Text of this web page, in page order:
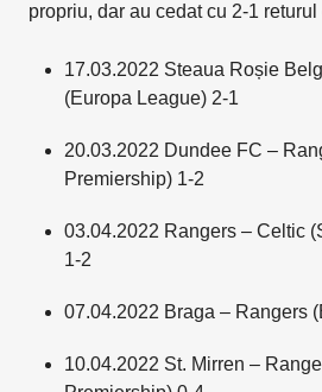
propriu, dar au cedat cu 2-1
17.03.2022 Steaua Roșie
(Europa League) 2-1
20.03.2022 Dundee FC –
Premiership) 1-2
03.04.2022 Rangers – Celtic
1-2
07.04.2022 Braga – Rangers
10.04.2022 St. Mirren –